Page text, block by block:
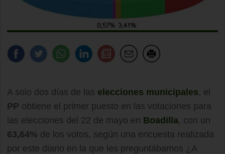
A solo dos días de las elecciones municipales, el
PP obtiene el primer puesto en las votaciones para
las elecciones del 22 de mayo en Boadilla, con un
63,64% de los votos, según una encuesta realizada
por este diario en la que les preguntábamos ¿A